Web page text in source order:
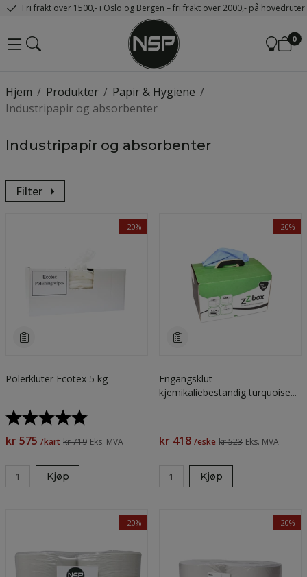
Fri frakt over 1500,- i Oslo og Bergen – fri frakt over 2000,- på
0
/
Hjem /
Produkter /
Papir & Hygiene
Industripapir og absorbenter
Industripapir og absorbenter
Filter
-20%
Polerkluter Ecotex 5 kg
Karakter:
kr 575 /kart kr 719 Eks. MVA
Kjøp
-20%
Engangsklut
kjemikaliebestandig turquoise
kr 418 /eske kr 523 Eks. MVA
Kjøp
-20% -20%